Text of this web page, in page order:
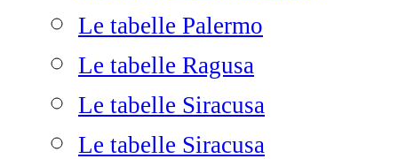
Le tabelle Palermo
Le tabelle Ragusa
Le tabelle Siracusa
Le tabelle Siracusa